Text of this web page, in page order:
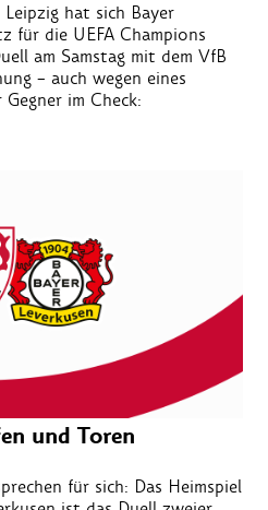
Leipzig hat sich Bayer
für die UEFA Champions
am Samstag mit dem VfB
– auch wegen eines
im Check:
und Toren
für sich: Das Heimspiel